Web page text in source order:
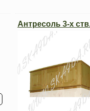
Антресоль 3-х